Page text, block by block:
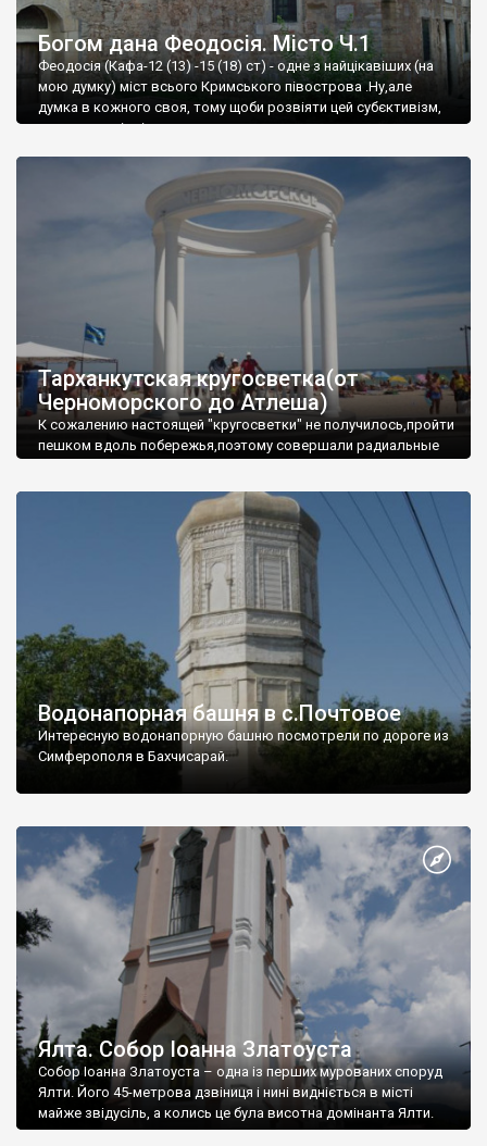
Богом дана Феодосія. Місто Ч.1
Феодосія (Кафа-12 (13) -15 (18) ст) - одне з найцікавіших (на
мою думку) міст всього Кримського півострова .Ну,але
думка в кожного своя, тому щоби розвіяти цей субєктивізм,
запрошую відвідати це
Тарханкутская кругосветка(от
Черноморского до Атлеша)
К сожалению настоящей "кругосветки" не получилось,пройти
пешком вдоль побережья,поэтому совершали радиальные
Водонапорная башня в с.Почтовое
Интересную водонапорную башню посмотрели по дороге из
Симферополя в Бахчисарай.
Ялта. Собор Іоанна Златоуста
Собор Іоанна Златоуста – одна із перших мурованих споруд
Ялти. Його 45-метрова дзвіниця і нині видніється в місті
майже звідусіль, а колись це була висотна домінанта Ялти.